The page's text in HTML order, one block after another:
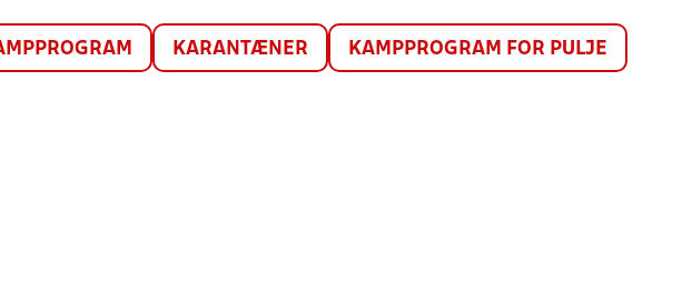
KARANTÆNER KAMPPROGRAM FOR PULJE